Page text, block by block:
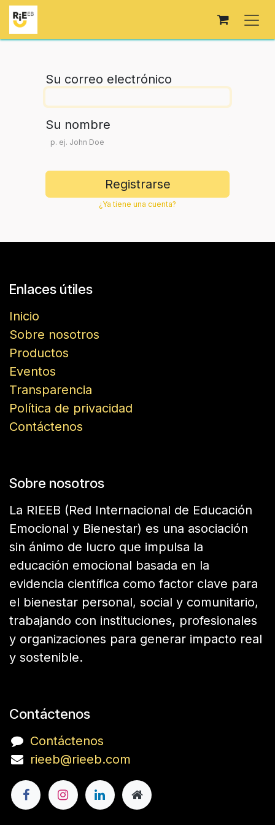
Ir al contenido
Su correo electrónico
Su nombre
Registrarse
¿Ya tiene una cuenta?
Enlaces útiles
Inicio
Sobre nosotros
Productos
Eventos
Transparencia
Política de privacidad
Contáctenos
Sobre nosotros
La RIEEB (Red Internacional de Educación
Emocional y Bienestar) es una asociación
sin ánimo de lucro que impulsa la
educación emocional basada en la
evidencia científica como factor clave para
el bienestar personal, social y comunitario,
trabajando con instituciones, profesionales
y organizaciones para generar impacto real
y sostenible.
Contáctenos
Contáctenos
rieeb@rieeb.com